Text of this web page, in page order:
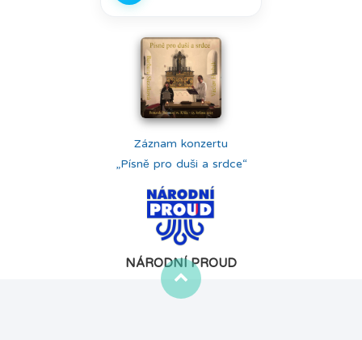
Záznam konzertu
„Písně pro duši a srdce“
NÁRODNÍ PROUD